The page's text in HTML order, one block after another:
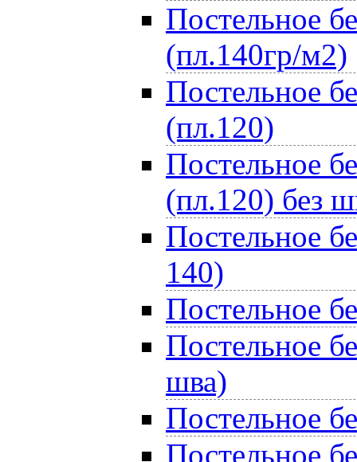
Постельное
(пл.140гр/м2)
Постельное
(пл.120)
Постельное
(пл.120) без
Постельное
140)
Постельное
Постельное
шва)
Постельное
Постельное